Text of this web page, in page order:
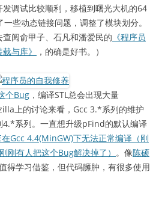
调试比较顺利，移植到曙光大机的64
些动态链接问题，调整了模块划分。
查阅俞甲子、石凡和潘爱民的 《程序员
与库》
，的确是好书。）
个Bug ，编译STL总会出现大量
上的讨论来看，Gcc 3.*系列的维护
4.*系列。一直想升级pFind的默认编译
在Gcc 4.4(MinGW)下无法正常编译（刚
刚有人把这个Bug解决掉了） 。像陈硕
得学习借鉴，但代码臃肿，有很多使用